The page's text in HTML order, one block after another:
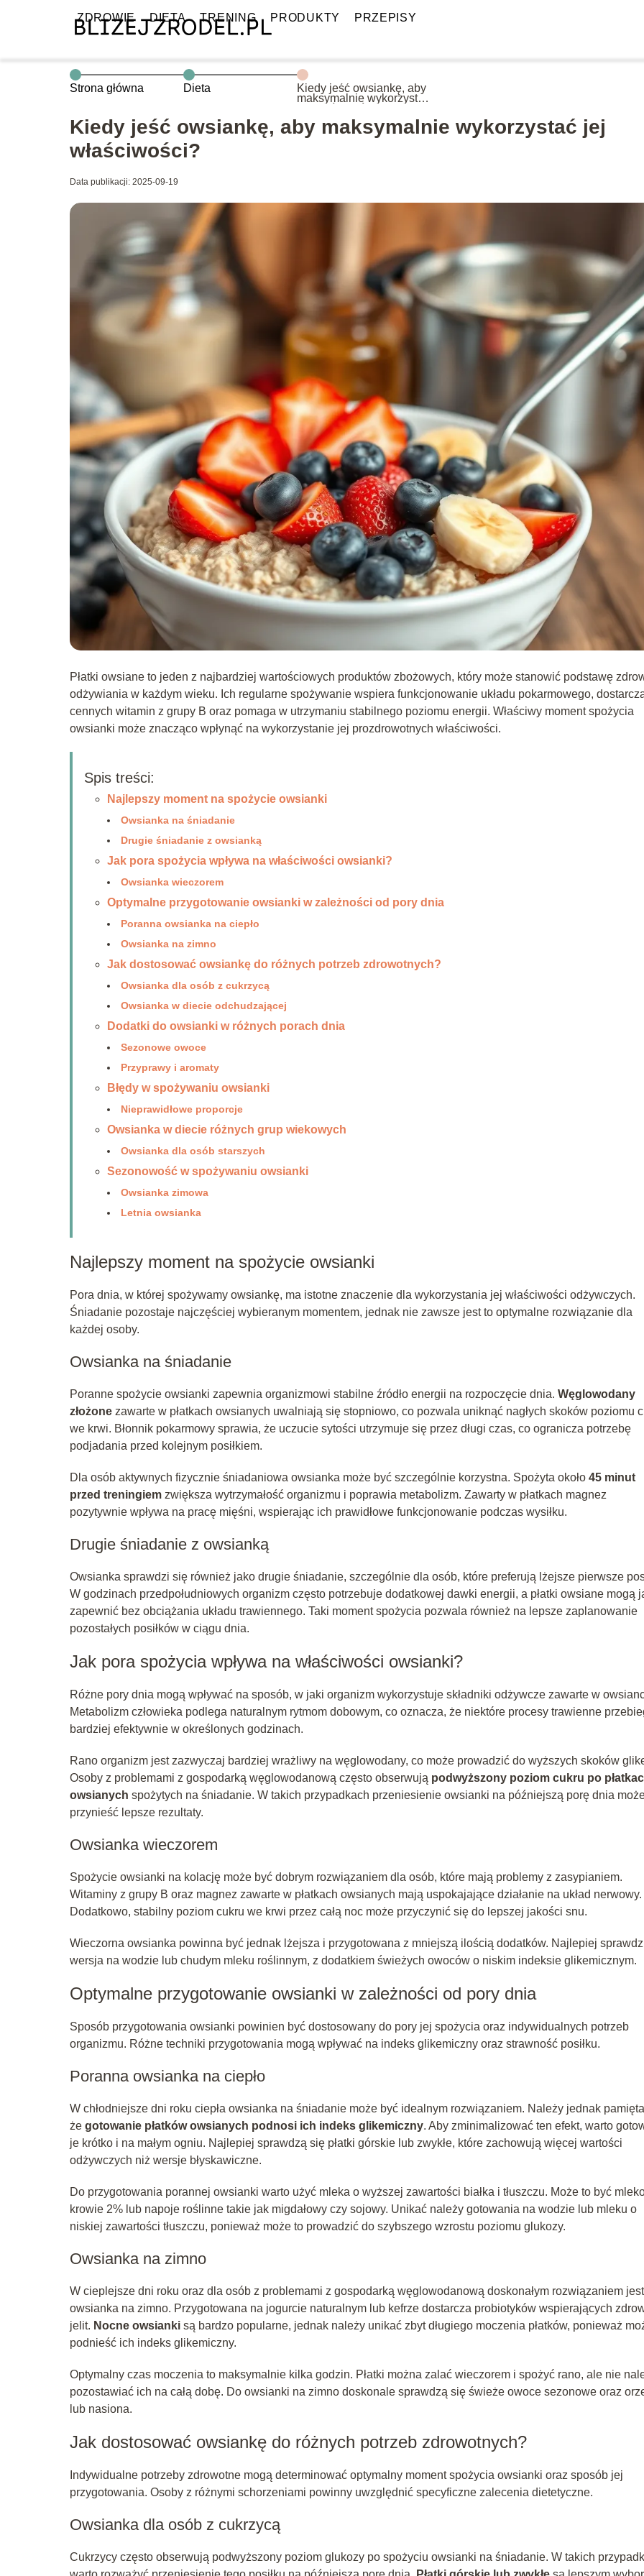
ZDROWIE DIETA TRENING PRODUKTY PRZEPISY
Strona główna Dieta
Kiedy jeść owsiankę, aby
maksymalnie wykorzystać
Kiedy jeść owsiankę, aby maksymalnie wykorzystać jej
właściwości?
Data publikacji: 2025-09-19
Płatki owsiane to jeden z najbardziej wartościowych produktów zbożowych, który może stanowić podstawę
odżywiania w każdym wieku. Ich regularne spożywanie wspiera funkcjonowanie układu pokarmowego,
cennych witamin z grupy B oraz pomaga w utrzymaniu stabilnego poziomu energii. Właściwy moment spożycia
owsianki może znacząco wpłynąć na wykorzystanie jej prozdrowotnych właściwości.
Spis treści:
Najlepszy moment na spożycie owsianki
Owsianka na śniadanie
Drugie śniadanie z owsianką
Jak pora spożycia wpływa na właściwości owsianki?
Owsianka wieczorem
Optymalne przygotowanie owsianki w zależności od pory dnia
Poranna owsianka na ciepło
Owsianka na zimno
Jak dostosować owsiankę do różnych potrzeb zdrowotnych?
Owsianka dla osób z cukrzycą
Owsianka w diecie odchudzającej
Dodatki do owsianki w różnych porach dnia
Sezonowe owoce
Przyprawy i aromaty
Błędy w spożywaniu owsianki
Nieprawidłowe proporcje
Owsianka w diecie różnych grup wiekowych
Owsianka dla osób starszych
Sezonowość w spożywaniu owsianki
Owsianka zimowa
Letnia owsianka
Najlepszy moment na spożycie owsianki
Pora dnia, w której spożywamy owsiankę, ma istotne znaczenie dla wykorzystania jej właściwości odżywczych.
Śniadanie pozostaje najczęściej wybieranym momentem, jednak nie zawsze jest to optymalne rozwiązanie dla
każdej osoby.
Owsianka na śniadanie
Poranne spożycie owsianki zapewnia organizmowi stabilne źródło energii na rozpoczęcie dnia. Węglowodany
złożone zawarte w płatkach owsianych uwalniają się stopniowo, co pozwala uniknąć nagłych skoków poziomu
we krwi. Błonnik pokarmowy sprawia, że uczucie sytości utrzymuje się przez długi czas, co ogranicza potrzebę
podjadania przed kolejnym posiłkiem.
Dla osób aktywnych fizycznie śniadaniowa owsianka może być szczególnie korzystna. Spożyta około 45 minut
przed treningiem zwiększa wytrzymałość organizmu i poprawia metabolizm. Zawarty w płatkach magnez
pozytywnie wpływa na pracę mięśni, wspierając ich prawidłowe funkcjonowanie podczas wysiłku.
Drugie śniadanie z owsianką
Owsianka sprawdzi się również jako drugie śniadanie, szczególnie dla osób, które preferują lżejsze pierwsze
W godzinach przedpołudniowych organizm często potrzebuje dodatkowej dawki energii, a płatki owsiane mogą
zapewnić bez obciążania układu trawiennego. Taki moment spożycia pozwala również na lepsze zaplanowanie
pozostałych posiłków w ciągu dnia.
Jak pora spożycia wpływa na właściwości owsianki?
Różne pory dnia mogą wpływać na sposób, w jaki organizm wykorzystuje składniki odżywcze zawarte w
Metabolizm człowieka podlega naturalnym rytmom dobowym, co oznacza, że niektóre procesy trawienne
bardziej efektywnie w określonych godzinach.
Rano organizm jest zazwyczaj bardziej wrażliwy na węglowodany, co może prowadzić do wyższych skoków
Osoby z problemami z gospodarką węglowodanową często obserwują podwyższony poziom cukru po
owsianych spożytych na śniadanie. W takich przypadkach przeniesienie owsianki na późniejszą porę dnia
przynieść lepsze rezultaty.
Owsianka wieczorem
Spożycie owsianki na kolację może być dobrym rozwiązaniem dla osób, które mają problemy z zasypianiem.
Witaminy z grupy B oraz magnez zawarte w płatkach owsianych mają uspokajające działanie na układ nerwowy.
Dodatkowo, stabilny poziom cukru we krwi przez całą noc może przyczynić się do lepszej jakości snu.
Wieczorna owsianka powinna być jednak lżejsza i przygotowana z mniejszą ilością dodatków. Najlepiej
wersja na wodzie lub chudym mleku roślinnym, z dodatkiem świeżych owoców o niskim indeksie glikemicznym.
Optymalne przygotowanie owsianki w zależności od pory dnia
Sposób przygotowania owsianki powinien być dostosowany do pory jej spożycia oraz indywidualnych potrzeb
organizmu. Różne techniki przygotowania mogą wpływać na indeks glikemiczny oraz strawność posiłku.
Poranna owsianka na ciepło
W chłodniejsze dni roku ciepła owsianka na śniadanie może być idealnym rozwiązaniem. Należy jednak
że gotowanie płatków owsianych podnosi ich indeks glikemiczny. Aby zminimalizować ten efekt, warto
je krótko i na małym ogniu. Najlepiej sprawdzą się płatki górskie lub zwykłe, które zachowują więcej wartości
odżywczych niż wersje błyskawiczne.
Do przygotowania porannej owsianki warto użyć mleka o wyższej zawartości białka i tłuszczu. Może to być
krowie 2% lub napoje roślinne takie jak migdałowy czy sojowy. Unikać należy gotowania na wodzie lub mleku o
niskiej zawartości tłuszczu, ponieważ może to prowadzić do szybszego wzrostu poziomu glukozy.
Owsianka na zimno
W cieplejsze dni roku oraz dla osób z problemami z gospodarką węglowodanową doskonałym rozwiązaniem jest
owsianka na zimno. Przygotowana na jogurcie naturalnym lub kefrze dostarcza probiotyków wspierających
jelit. Nocne owsianki są bardzo popularne, jednak należy unikać zbyt długiego moczenia płatków, ponieważ
podnieść ich indeks glikemiczny.
Optymalny czas moczenia to maksymalnie kilka godzin. Płatki można zalać wieczorem i spożyć rano, ale nie
pozostawiać ich na całą dobę. Do owsianki na zimno doskonale sprawdzą się świeże owoce sezonowe oraz
lub nasiona.
Jak dostosować owsiankę do różnych potrzeb zdrowotnych?
Indywidualne potrzeby zdrowotne mogą determinować optymalny moment spożycia owsianki oraz sposób jej
przygotowania. Osoby z różnymi schorzeniami powinny uwzględnić specyficzne zalecenia dietetyczne.
Owsianka dla osób z cukrzycą
Cukrzycy często obserwują podwyższony poziom glukozy po spożyciu owsianki na śniadanie. W takich